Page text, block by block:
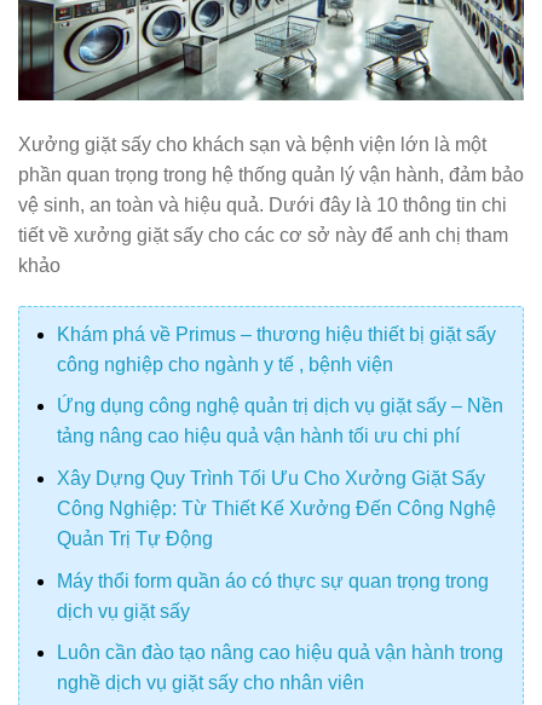
Xưởng giặt sấy cho khách sạn và bệnh viện lớn là một
phần quan trọng trong hệ thống quản lý vận hành, đảm bảo
vệ sinh, an toàn và hiệu quả. Dưới đây là 10 thông tin chi
tiết về xưởng giặt sấy cho các cơ sở này để anh chị tham
khảo
Khám phá về Primus – thương hiệu thiết bị giặt sấy
công nghiệp cho ngành y tế , bệnh viện
Ứng dụng công nghệ quản trị dịch vụ giặt sấy – Nền
tảng nâng cao hiệu quả vận hành tối ưu chi phí
Xây Dựng Quy Trình Tối Ưu Cho Xưởng Giặt Sấy
Công Nghiệp: Từ Thiết Kế Xưởng Đến Công Nghệ
Quản Trị Tự Động
Máy thổi form quần áo có thực sự quan trọng trong
dịch vụ giặt sấy
Luôn cần đào tạo nâng cao hiệu quả vận hành trong
nghề dịch vụ giặt sấy cho nhân viên